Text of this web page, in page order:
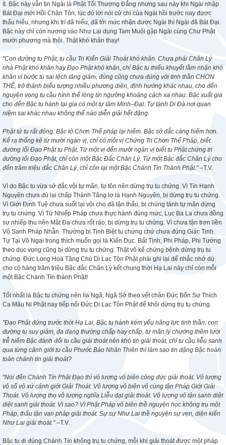
ít. Bậc này vẫn tin Ngài là Phật Tối Thượng Đẳng nhưng sau này khi Ngài nhập
Bát Đại mới Hồi Chân Tôn, lúc đó lời nói cử chỉ của Ngài hồi trước nay được
thấu hiểu, nhưng khi trí đã hiểu, đã tới mức nhận được Ngài thì Ngài đã Bát Đại.
Bậc này chỉ còn nương vào Như Lai dụng Tam Muội gặp Ngài cùng Chư Phật
mười phương mà thôi. Thật khó khăn thay!
"Con đường tu Phật, tu cầu Tri Kiến Giải Thoát khó khăn. Chưa phải Chân Lý
nhà Phật khó khăn hay Đạo Phật khó khăn, chỉ Bậc tu thiếu khuyết lầm nhận khó
khăn vì bước tu sai lệch tăng giảm, đúng cũng chưa đúng với tinh thần CHƠN
THỂ, trở thành biểu tượng nhiều phương diện, định hướng khác nhau, cho đến
nguyện vọng tu cầu hình thể lòng tín ngưỡng khoảng cách xa nhau. Bậc xuất gia
cho đến Bậc tu hành tại gia có một tự tâm Minh–Đạt. Tự tánh Di Đà nơi quan
niệm sai khác nhau không thể nào diễn giải hết đặng.
Phật tử tu rất đông. Bậc tỏ Chơn Thể pháp lại hiếm. Bậc sở đắc càng hiếm hơn.
Kể ra thống kê từ mười ngàn vị, chỉ có một vị Chứng Tri Chơn Thể Pháp, biết
đường lối Đạo Phật tu Phật. Từ một vị đến mười ngàn vị biết tu Phật chứng tri
đường lối Đạo Phật, chỉ còn một Bậc Đắc Chân Lý. Từ một Bậc đắc Chân Lý cho
đến trăm triệu đắc Chân Lý, chỉ còn lại một Bậc Chánh Tín Thành Phật."–T.V.
Vì do Bậc tu vừa sở đắc vội tự mãn, tự tôn nên dừng trụ tu chứng. Vì Tín Hạnh
Nguyện chưa đủ lại chấp Thánh Tăng lơ là Hạnh Nguyện, bị dừng trụ tu chứng.
Vì Giới Định Tuệ chưa suốt lại vội cho đã tận thấu, bị chủng tánh tự mãn dừng
trụ tu chứng. Vì Tứ Nhiếp Pháp chưa thực hành đúng mức, Lục Ba La chưa đồng
sự nhiếp thu nên Mật Đa chưa rốt ráo, bị dừng trụ tu chứng. Vì chưa tận trơn liền
Vô Sanh Pháp Nhẫn. Thường bị Tịnh Biệt tu chứng chứ chưa đúng Giác Tịnh.
Tự Tại Vô Ngại trong thích muốn gọi là Kiến Dục. Bất Tịnh, Phi Pháp, Phi Tướng
theo dục vọng cũng bị dừng trụ tu chứng. Thật vô kể chứng bệnh dừng trụ tu
chứng. Đức Long Hoa Tăng Chủ Di Lạc Tôn Phật phải ghi lại để nhắc nhở dù
cho có hàng trăm triệu Bậc đắc Chân Lý kết chung thời Hạ Lai này chỉ còn mỗi
một Bậc Chánh Tín thành Phật!
Tốt nhất là Bậc tu chứng nên lìa Ngã, Ngã Sở theo vết chân Đức Bổn Sư Thích
Ca Mâu Ni Phật nay tiếp nối Đức Di Lạc Tôn Phật để khỏi dừng trụ tu chứng.
"Đạo Phật đứng trước thời Hạ Lai, Bậc tu hành kém yếu năng lực tinh thần, con
đường tu suy giảm, đa dạng thường chấp hay chấp, tự mãn lý chướng thêm lười
trễ hiếm Bậc đánh đổi tu cầu giải thoát nên khó tin giải thoát, chỉ tu cầu liễu sanh
qua từng cảnh giới tu cầu Phước Báo Nhân Thiên thì làm sao tin đặng Bậc hoàn
toàn chánh tín giải thoát?
"Nói đến Chánh Tín Phật Đạo thì vô lượng vô biên công đức giải thoát. Vô lượng
vô số vô xứ cảnh giới Giải Thoát. Vô lượng vô biên vô cùng tận Pháp Giới Giải
Thoát. Vô lượng thọ vô lượng nghĩa Liễu đạt giải thoát. Vô lượng vô tận sanh diệt
diệt sanh giải thoát. Vì sao? Vì Phật Pháp vô biên thề nguyện học không trụ một
Pháp, thấu tận vạn pháp giải thoát. Sự sự Như Lai thề nguyện sự vẹn, diện kiến
Như Lai giải thoát."–T.V.
Bậc tu đi đúng Chánh Tín không trụ tu chứng, mỗi khi giải thoát được một pháp